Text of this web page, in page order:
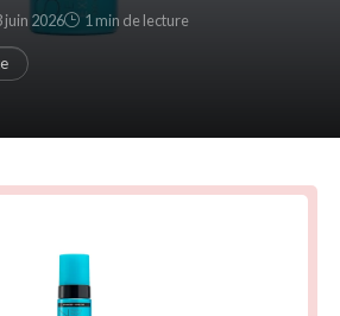
juin 2026 1 min de lecture